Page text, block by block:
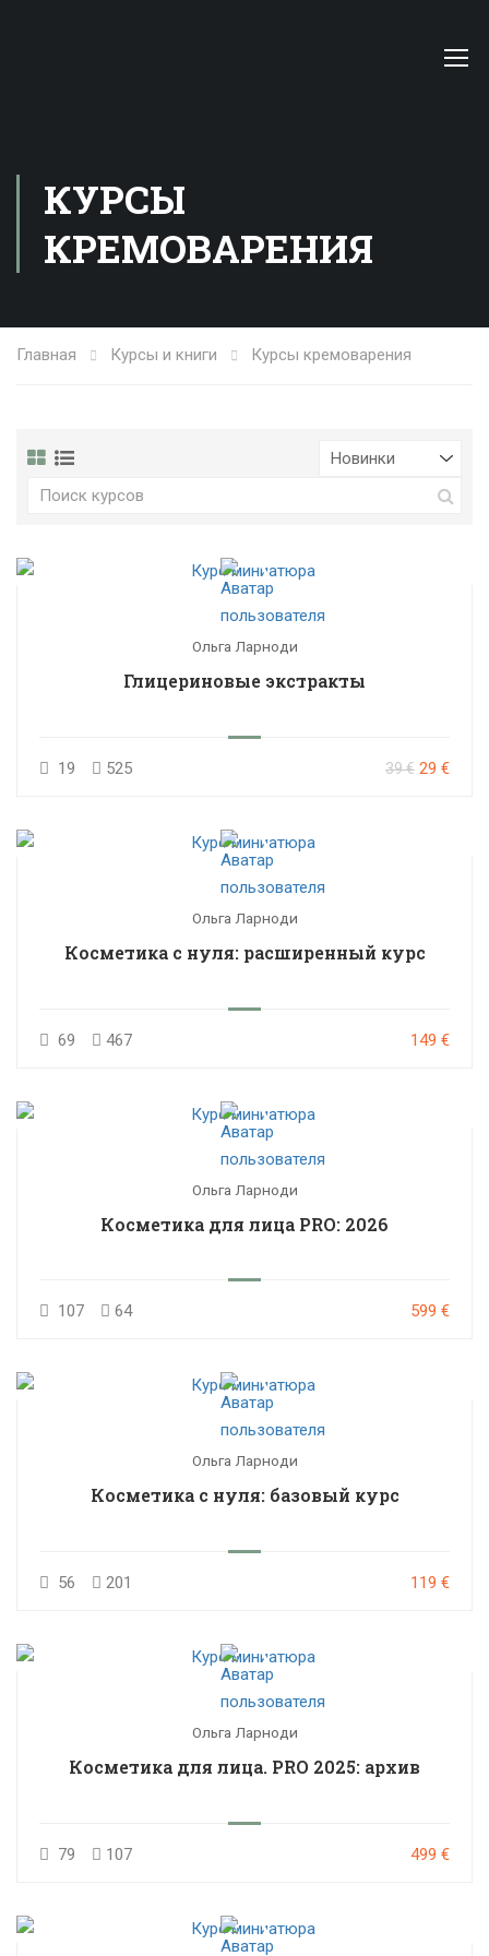
КУРСЫ
КРЕМОВАРЕНИЯ
Главная Курсы и книги Курсы кремоварения
Ольга Ларноди
Глицериновые экстракты
19 525 39 € 29 €
Ольга Ларноди
Косметика с нуля: расширенный курс
69 467 149 €
Ольга Ларноди
Косметика для лица PRO: 2026
107 64 599 €
Ольга Ларноди
Косметика с нуля: базовый курс
56 201 119 €
Ольга Ларноди
Косметика для лица. PRO 2025: архив
79 107 499 €